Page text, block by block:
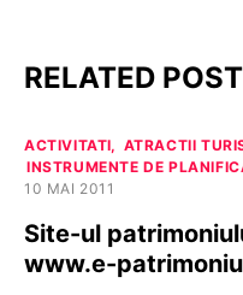
RELATED
ACTIVITATI ATRACTII
INSTRUMENTE DE
10 MAI 2011
Site-ul
www.e-